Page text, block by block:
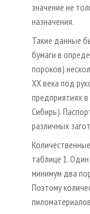
значение не
назначения.
Такие данные
бумаги в
пороков)
ХХ века под
предприятиях
Сибирь).
различных
таблице 1.
минимум два
Поэтому